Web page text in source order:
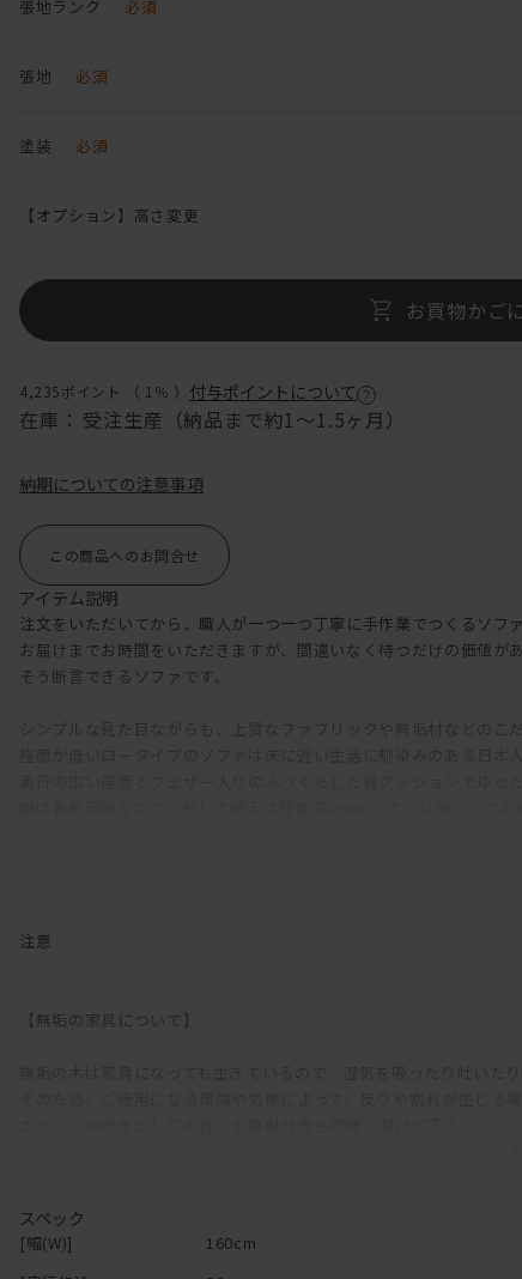
4,235ポイント （ 1％ ） 付与ポイントについて
在庫： 受注生産（納品まで約1～1.5ヶ月）
張地ランク 必須
張地 必須
塗装 必須
【オプション】高さ変更
お買物かご
納期についての注意事項
この商品へのお問合せ
アイテム説明
注文をいただいてから、職人が一つ一つ丁寧に手作業でつくるソファ
お届けまでお時間をいただきますが、間違いなく待つだけの価値があ
そう断言できるソファです。
木部は、マスターウォール オリジナルメンテナンスキットでお手入
一生モノのソファをお探しの方にはうってつけのアイテムです。
注意
【無垢の家具について】
直接硬いものや濡れたもの、熱をもったものを置くと、シミや変
【オイル仕上げの家具について】
スペック
[幅(W)]
160cm